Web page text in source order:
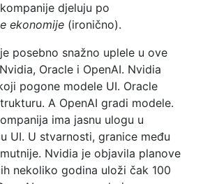
djeluju po
ekonomije (ironično).
posebno snažno uplele u ove
Oracle i OpenAI. Nvidia
pogone modele UI. Oracle
A OpenAI gradi modele.
ima jasnu ulogu u
UI. U stvarnosti, granice među
Nvidia je objavila planove
nekoliko godina uloži čak 100